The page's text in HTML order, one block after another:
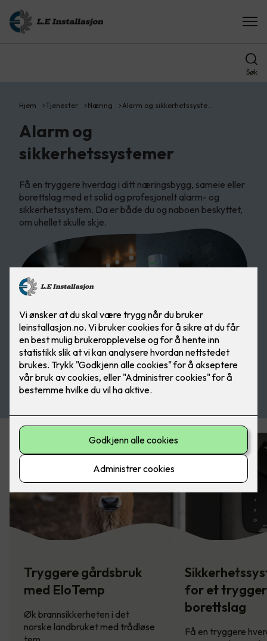
Søk
Hjem Tjenester Næring Alarm og sikkerhetssyste…
Alarm og
sikkerhetssystemer
Få en tryggere hverdag i ditt næringsbygg, sameie eller
borettslag med et solid og profesjonelt alarm- og
sikkerhetssystem. Da er både du og naboen beskyttet,
om uhellet skulle skje.
Kjøp alarm her
Tryggere gårdsbruk
med EloTemp
Øk brannsikkerheten i det
norske landbruket med trådløse
for et
borettslag
Få en tryggere